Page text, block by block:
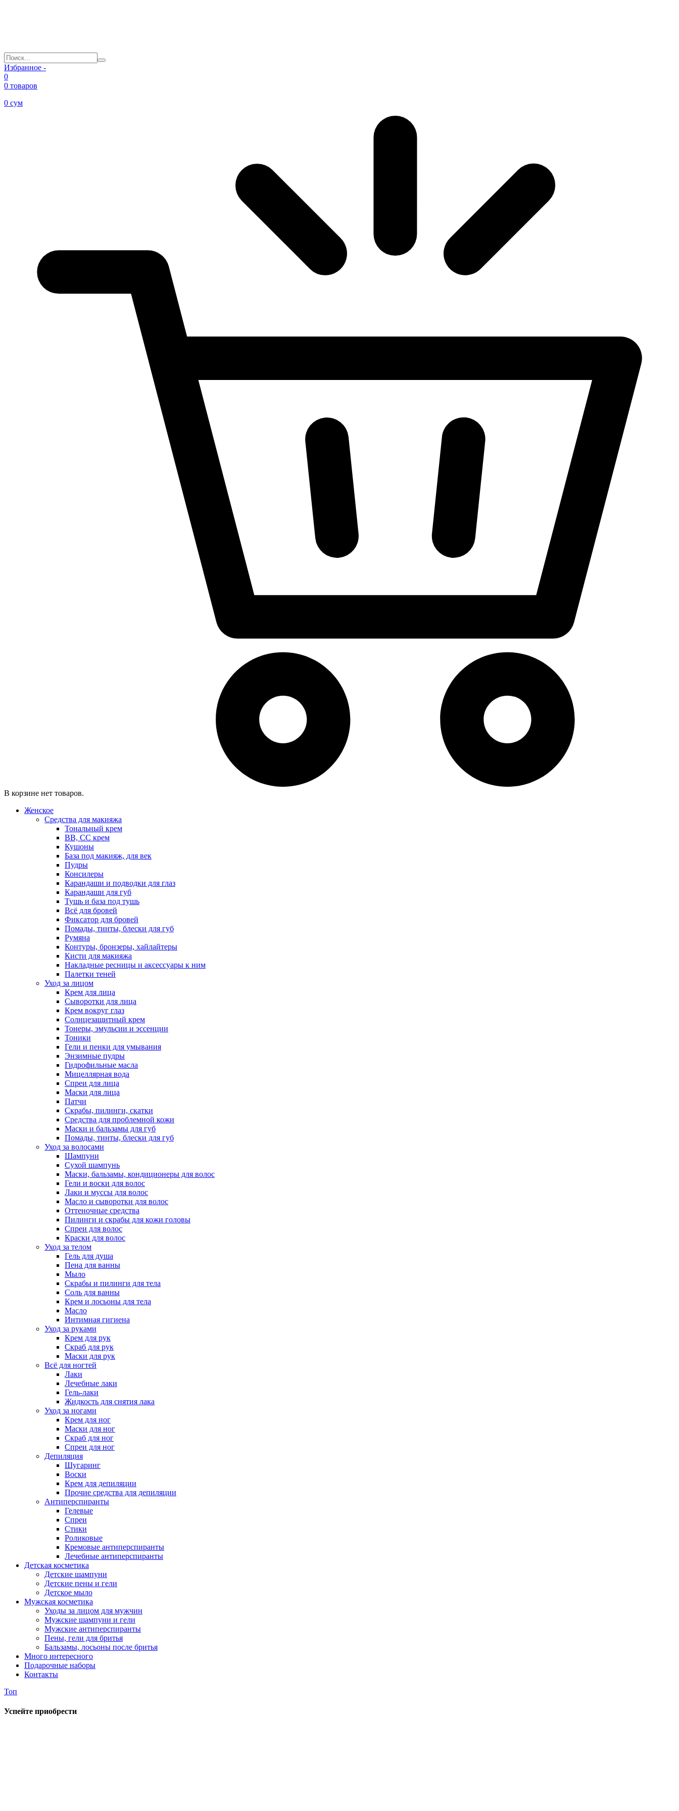
Избранное -
0
0 товаров
0 сум
В корзине нет товаров.
Женское
Средства для макияжа
Тональный крем
BB, CC крем
Кушоны
База под макияж, для век
Пудры
Консилеры
Карандаши и подводки для глаз
Карандаши для губ
Тушь и база под тушь
Всё для бровей
Фиксатор для бровей
Помады, тинты, блески для губ
Румяна
Контуры, бронзеры, хайлайтеры
Кисти для макияжа
Накладные ресницы и аксессуары к ним
Палетки теней
Уход за лицом
Крем для лица
Сыворотки для лица
Крем вокруг глаз
Солнцезащитный крем
Тонеры, эмульсии и эссенции
Тоники
Гели и пенки для умывания
Энзимные пудры
Гидрофильные масла
Мицеллярная вода
Спреи для лица
Маски для лица
Патчи
Скрабы, пилинги, скатки
Средства для проблемной кожи
Маски и бальзамы для губ
Помады, тинты, блески для губ
Уход за волосами
Шампуни
Сухой шампунь
Маски, бальзамы, кондиционеры для волос
Гели и воски для волос
Лаки и муссы для волос
Масло и сыворотки для волос
Оттеночные средства
Пилинги и скрабы для кожи головы
Спреи для волос
Краски для волос
Уход за телом
Гель для душа
Пена для ванны
Мыло
Скрабы и пилинги для тела
Соль для ванны
Крем и лосьоны для тела
Масло
Интимная гигиена
Уход за руками
Крем для рук
Скраб для рук
Маски для рук
Всё для ногтей
Лаки
Лечебные лаки
Гель-лаки
Жидкость для снятия лака
Уход за ногами
Крем для ног
Маски для ног
Скраб для ног
Спреи для ног
Депиляция
Шугаринг
Воски
Крем для депиляции
Прочие средства для депиляции
Антиперспиранты
Гелевые
Спреи
Стики
Роликовые
Кремовые антиперспиранты
Лечебные антиперспиранты
Детская косметика
Детские шампуни
Детские пены и гели
Детское мыло
Мужская косметика
Уходы за лицом для мужчин
Мужские шампуни и гели
Мужские антиперспиранты
Пены, гели для бритья
Бальзамы, лосьоны после бритья
Много интересного
Подарочные наборы
Контакты
Топ
Успейте приобрести